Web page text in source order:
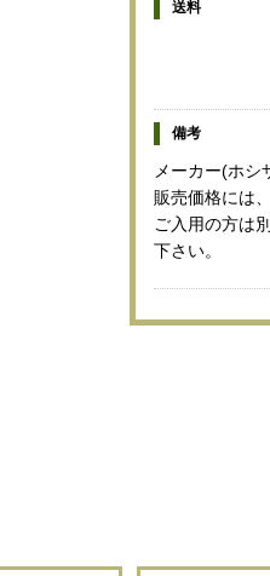
送料
備考
メーカー(ホシ
販売価格には
ご入用の方は
下さい。